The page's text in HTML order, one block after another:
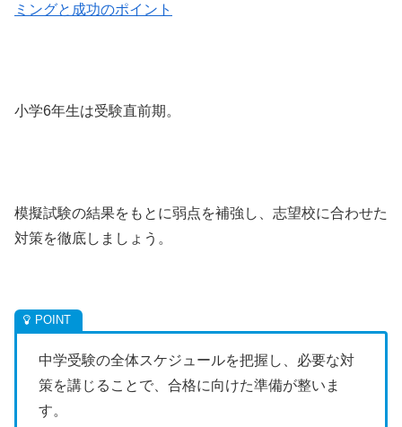
ミングと成功のポイント
小学6年生は受験直前期。
模擬試験の結果をもとに弱点を補強し、志望校に合わせた
対策を徹底しましょう。
中学受験の全体スケジュールを把握し、必要な対
策を講じることで、合格に向けた準備が整いま
す。